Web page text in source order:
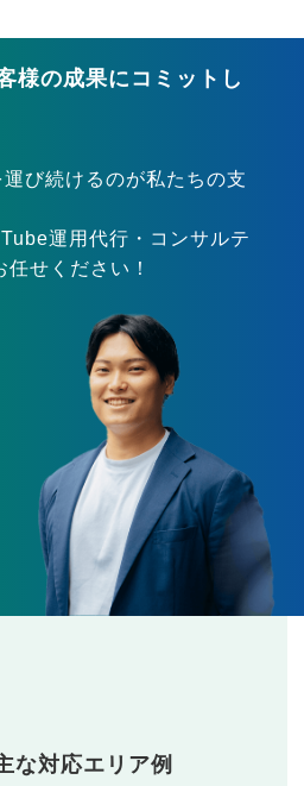
様の成果にコミットし
び続けるのが私たちの支
運用代行・コンサルテ
せください！
な対応エリア例